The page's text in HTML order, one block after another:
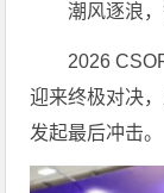
潮风逐浪，
2026
迎来终极对决
发起最后冲击。